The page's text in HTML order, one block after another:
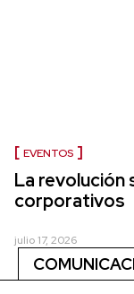
EVENTOS
La revolución
corporativos
julio 17, 2026